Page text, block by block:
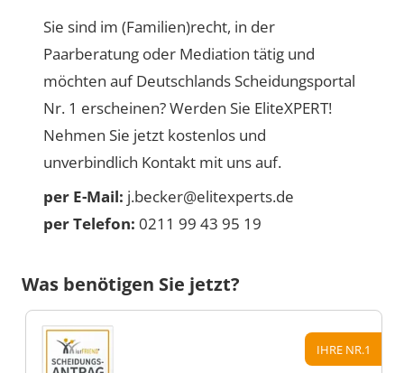
Sie sind im (Familien)recht, in der
Paarberatung oder Mediation tätig und
möchten auf Deutschlands Scheidungsportal
Nr. 1 erscheinen? Werden Sie EliteXPERT!
Nehmen Sie jetzt kostenlos und
unverbindlich Kontakt mit uns auf.
per E-Mail: j.becker@elitexperts.de
per Telefon: 0211 99 43 95 19
Was benötigen Sie jetzt?
IHRE NR.1